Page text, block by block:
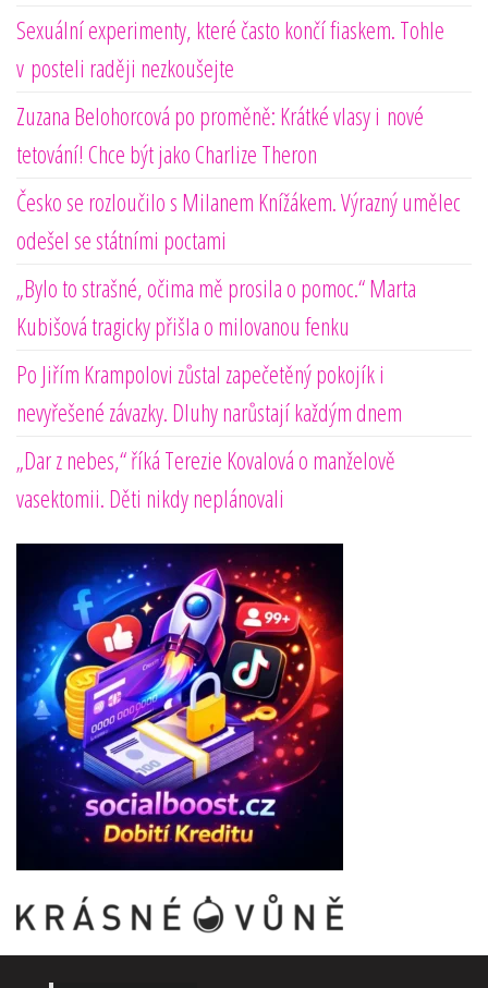
Sexuální experimenty, které často končí fiaskem. Tohle
v posteli raději nezkoušejte
Zuzana Belohorcová po proměně: Krátké vlasy i nové
tetování! Chce být jako Charlize Theron
Česko se rozloučilo s Milanem Knížákem. Výrazný umělec
odešel se státními poctami
„Bylo to strašné, očima mě prosila o pomoc.“ Marta
Kubišová tragicky přišla o milovanou fenku
Po Jiřím Krampolovi zůstal zapečetěný pokojík i
nevyřešené závazky. Dluhy narůstají každým dnem
„Dar z nebes,“ říká Terezie Kovalová o manželově
vasektomii. Děti nikdy neplánovali